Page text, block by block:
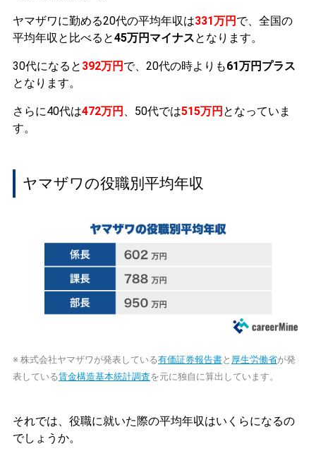
ヤマザワに勤める20代の平均年収は331万円 で、全国の
平均年収と比べると45万円マイナスとなります。
30代になると 392万円 で、20代の時よりも61万円プラス
となります。
さらに40代は472万円 、50代では515万円 となっていま
す。
ヤマザワの役職別平均年収
※ 株式会社ヤマザワが発表している有価証券報告書と 厚生労働省が発
表している賃金構造基本統計調査を元に独自に算出しています。
それでは、役職に就いた際の平均年収はいくらになるの
でしょうか。